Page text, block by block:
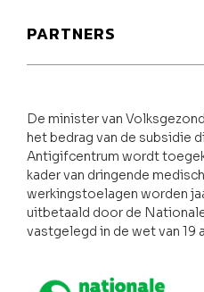
PARTNERS
De minister van
het bedrag van de subsidie
Antigifcentrum wordt
kader van dringende
werkingstoelagen worden
uitbetaald door de
vastgelegd in de wet van 19
Nationale loterij